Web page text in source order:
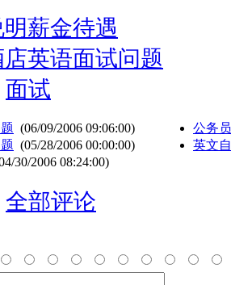
薪金待遇
英语面试问题
面试
(06/09/2006 09:06:00)
(05/28/2006 00:00:00)
30/2006 08:24:00)
公务
英文
全部评论